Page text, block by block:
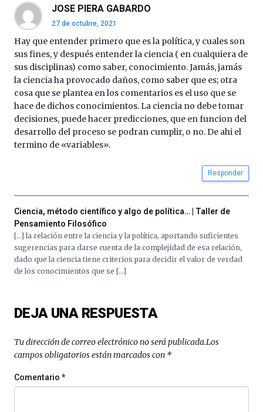
JOSE PIERA GABARDO
27 de octubre, 2021
Hay que entender primero que es la política, y cuales son
sus fines, y después entender la ciencia ( en cualquiera de
sus disciplinas) como saber, conocimiento. Jamás, jamás
la ciencia ha provocado daños, como saber que es; otra
cosa que se plantea en los comentarios es el uso que se
hace de dichos conocimientos. La ciencia no debe tomar
decisiones, puede hacer predicciones, que en funcion del
desarrollo del proceso se podran cumplir, o no. De ahi el
termino de «variables».
Responder
Ciencia, método científico y algo de política… | Taller de
Pensamiento Filosófico
[…] la relación entre la ciencia y la política, aportando suficientes
sugerencias para darse cuenta de la complejidad de esa relación,
dado que la ciencia tiene criterios para decidir el valor de verdad
de los conocimientos que se […]
DEJA UNA RESPUESTA
Tu dirección de correo electrónico no será publicada.Los
campos obligatorios están marcados con *
Comentario*